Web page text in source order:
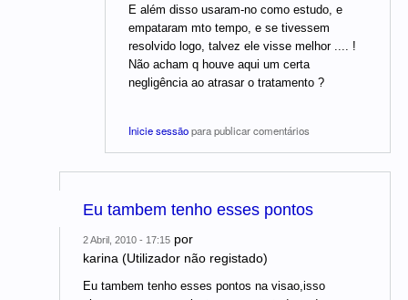
E além disso usaram-no como estudo, e
empataram mto tempo, e se tivessem
resolvido logo, talvez ele visse melhor .... !
Não acham q houve aqui um certa
negligência ao atrasar o tratamento ?
Inicie sessãopara publicar comentários
Eu tambem tenho esses pontos
2 Abril, 2010 - 17:15 por
karina (Utilizador não registado)
Eu tambem tenho esses pontos na visao,isso